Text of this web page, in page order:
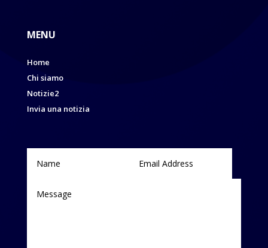
MENU
Home
Chi siamo
Notizie2
Invia una notizia